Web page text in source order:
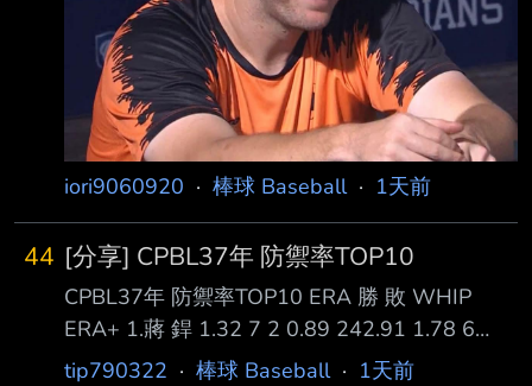
來昨天跳的問天舞跟死亡筆記本有用(x --
iori9060920 · 棒球 Baseball· 1天前
44 [分享] CPBL37年 防禦率TOP10
CPBL37年 防禦率TOP10 ERA 勝 敗 WHIP
ERA+ 1.蔣 銲 1.32 7 2 0.89 242.91 1.78 6
0.99 179.31 1.82 8 5 1.01 175.16 1.88 5 4
tip790322 · 棒球 Baseball· 1天前